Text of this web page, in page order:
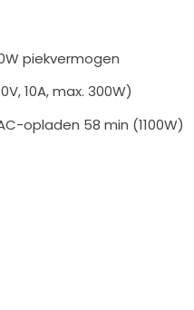
piekvermogen
10A, max. 300W)
opladen 58 min (1100W)